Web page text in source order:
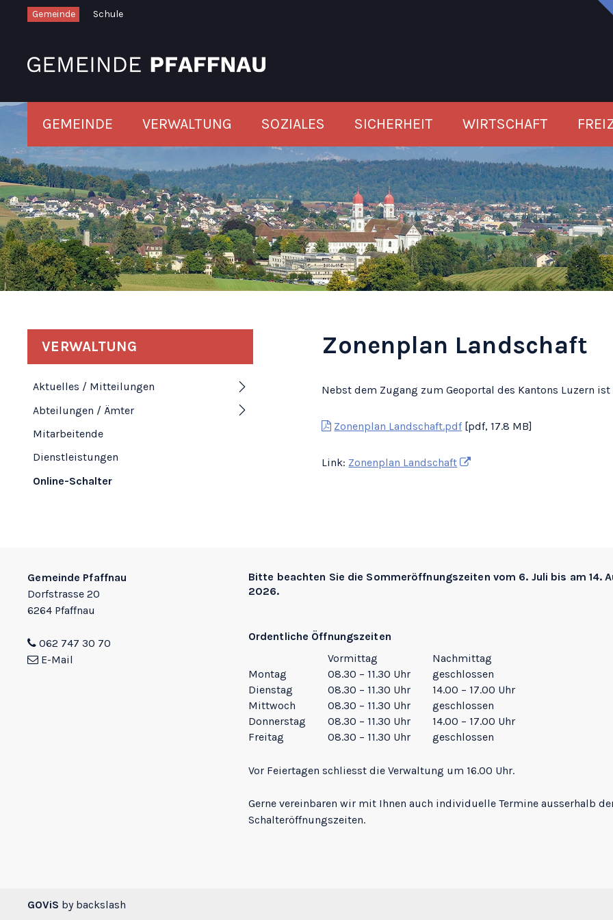
Navigieren in Pfaffnau
Schnellnavigation
Gemeinde Schule
Hauptnavigation
GEMEINDE VERWALTUNG SOZIALES SICHERHEIT WIRTSCHAFT
Subnavigation
VERWALTUNG
Aktuelles / Mitteilungen
Abteilungen / Ämter
Mitarbeitende
Dienstleistungen
Online-Schalter
Zonenplan Landschaft
Nebst dem Zugang zum Geoportal des Kantons Luzern
Zonenplan Landschaft.pdf[pdf, 17.8 MB]
Link: Zonenplan Landschaft
Gemeinde Pfaffnau
Dorfstrasse 20
6264 Pfaffnau
062 747 30 70
E-Mail
Bitte beachten Sie die Sommeröffnungszeiten vom 6. Juli bis am 14.
2026.
Ordentliche Öffnungszeiten
Vormittag
Nachmittag
Montag
08.30 – 11.30 Uhr
geschlossen
Dienstag
08.30 – 11.30 Uhr
14.00 – 17.00 Uhr
Mittwoch
08.30 – 11.30 Uhr
geschlossen
Donnerstag
08.30 – 11.30 Uhr
14.00 – 17.00 Uhr
Freitag
08.30 – 11.30 Uhr geschlossen
Vor Feiertagen schliesst die Verwaltung um 16.00 Uhr.
Gerne vereinbaren wir mit Ihnen auch individuelle Termine ausserhalb
Schalteröffnungszeiten.
GOViS by backslash